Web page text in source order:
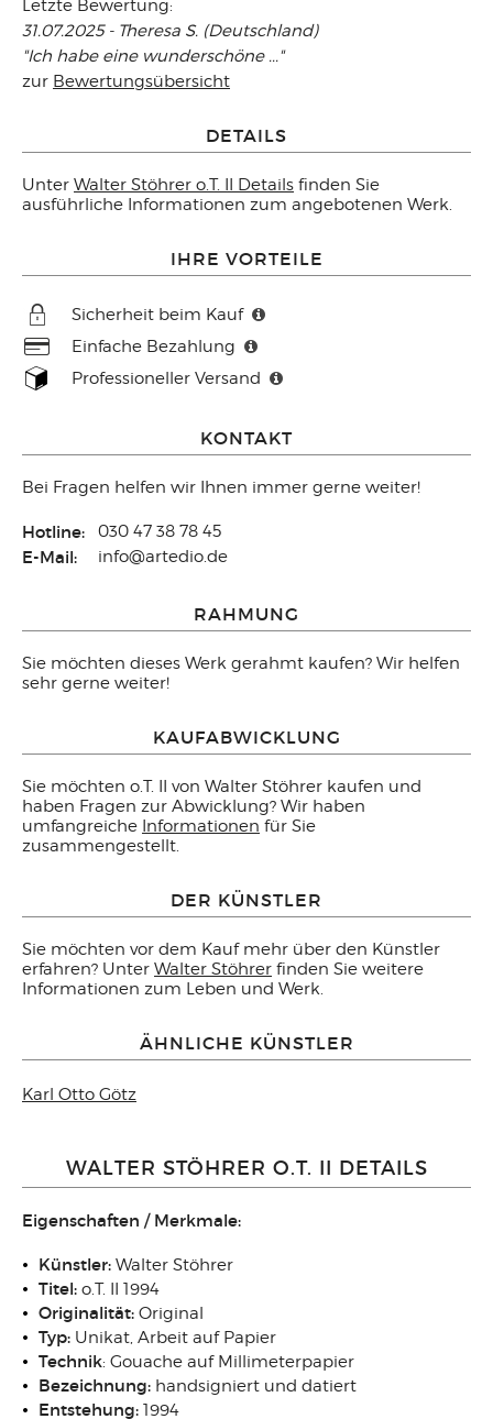
Letzte Bewertung:
31.07.2025 - Theresa S. (Deutschland)
"Ich habe eine wunderschöne ..."
zur Bewertungsübersicht
DETAILS
Unter Walter Stöhrer o.T. II Details finden Sie
ausführliche Informationen zum angebotenen Werk.
IHRE VORTEILE
Sicherheit beim Kauf
Einfache Bezahlung
Professioneller Versand
KONTAKT
Bei Fragen helfen wir Ihnen immer gerne weiter!
Hotline: 030 47 38 78 45
E-Mail: info@artedio.de
RAHMUNG
Sie möchten dieses Werk gerahmt kaufen? Wir helfen
sehr gerne weiter!
KAUFABWICKLUNG
Sie möchten o.T. II von Walter Stöhrer kaufen und
haben Fragen zur Abwicklung? Wir haben
umfangreiche Informationen für Sie
zusammengestellt.
DER KÜNSTLER
Sie möchten vor dem Kauf mehr über den Künstler
erfahren? Unter Walter Stöhrer finden Sie weitere
Informationen zum Leben und Werk.
ÄHNLICHE KÜNSTLER
Karl Otto Götz
WALTER STÖHRER O.T. II DETAILS
Eigenschaften / Merkmale:
Künstler: Walter Stöhrer
Titel: o.T. II 1994
Originalität: Original
Typ: Unikat, Arbeit auf Papier
Technik: Gouache auf Millimeterpapier
Bezeichnung: handsigniert und datiert
Entstehung: 1994